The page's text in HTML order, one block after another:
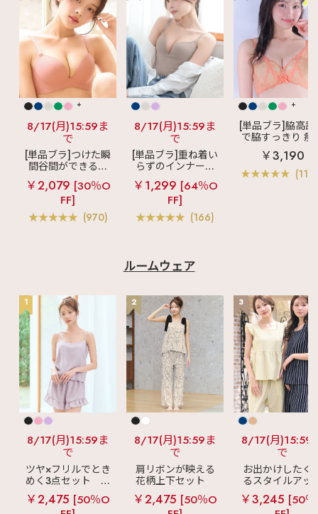
+
8/17(月)15:59ま
で
[単品ブラ]つけた瞬
間谷間ができるシ
ームレスブラ
超
盛ブラ(R) シームレ
ス 単品ブラジャー
￥2,079 [30％O
FF]
(970)
8/17(月)15:59ま
で
[単品ブラ]重ね着い
らずのインナーブ
ラ
リッチバスト
ブラトップ (ワイヤ
ー入り)
￥1,299 [64％O
FF]
(166)
+
[単品ブラ]脇高設
で脇すっきり 痩
見えブラ
カシ
クールレース脇
ブラ(R) 単品ブラ
ャー
￥3,190
ルームウェア
1
8/17(月)15:59ま
で
ツヤ×フリルでとき
めく3点セット
シ
ルキー ショートパ
ンツ 3点セット
￥2,475 [50％O
2
8/17(月)15:59ま
で
肩リボンが映える
花柄上下セット
メニーフラワー ロ
ングパンツ 上下セ
￥2,475 [50％O
3
8/17(月)15:59
で
お出かけしたく
るスタイルアッ
見え
ストライ
フリル ロングパ
￥3,245 [50